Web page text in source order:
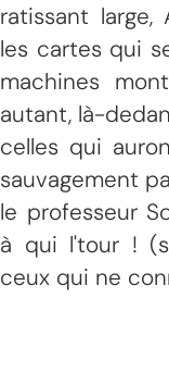
ratissant large,
les cartes qui
machines
autant, là-
celles qui
sauvagement
le professeur
à qui l'tour !
ceux qui ne